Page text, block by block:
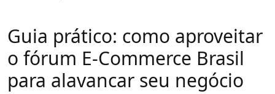
Guia prático: como aproveitar
o fórum E-Commerce Brasil
para alavancar seu negócio